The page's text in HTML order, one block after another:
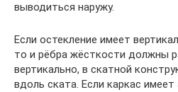
выводиться наружу.
Если остекление имеет
то и рёбра жёсткости должны
вертикально, в скатной
вдоль ската. Если каркас